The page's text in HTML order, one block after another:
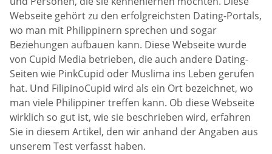
Webseite gehört zu den erfolgreichsten Dating-Portals,
wo man mit Philippinern sprechen und sogar
Beziehungen aufbauen kann. Diese Webseite wurde
von Cupid Media betrieben, die auch andere Dating-
Seiten wie PinkCupid oder Muslima ins Leben gerufen
hat. Und FilipinoCupid wird als ein Ort bezeichnet, wo
man viele Philippiner treffen kann. Ob diese Webseite
wirklich so gut ist, wie sie beschrieben wird, erfahren
Sie in diesem Artikel, den wir anhand der Angaben aus
unserem Test verfasst haben.